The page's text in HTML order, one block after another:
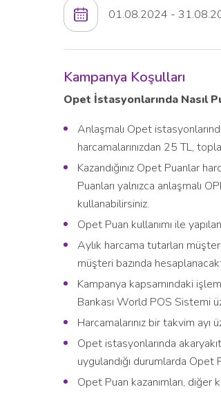
01.08.2024 -
Kampanya Koşulları
Opet İstasyonlarında Nasıl
Anlaşmalı Opet
harcamalarınızdan 25 TL,
Kazandığınız Opet Puanlar
Puanları yalnızca anlaşmalı
kullanabilirsiniz.
Opet Puan kullanımı ile
Aylık harcama tutarları
müşteri bazında
Kampanya kapsamındaki
Bankası World POS Sistemi
Harcamalarınız bir takvim ayı
Opet istasyonlarında
uygulandığı durumlarda Opet
Opet Puan kazanımları,